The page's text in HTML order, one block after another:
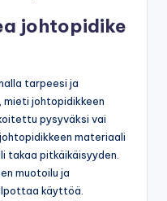
johtopidike
tarpeesi ja
mieti johtopidikkeen
pysyväksi vai
materiaali
takaa pitkäikäisyyden.
muotoilu ja
käyttöä.